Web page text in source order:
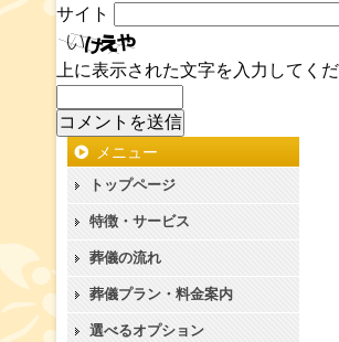
サイト
上に表示された文字を入力してく
メニュー
トップページ
特徴・サービス
葬儀の流れ
葬儀プラン・料金案内
選べるオプション